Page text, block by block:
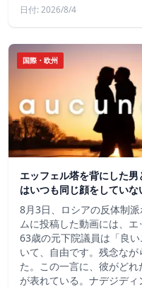
日付: 2026/8/4
国際・欧州
エッフェル塔を背にした
はいつも同じ顔をしていな
8月3日、ロシアの反体制
ムに投稿した動画には、エ
63歳の元下院議員は「良
いて、自由です。残念な
た。この一言に、彼がど
が表れている。ナデジデ